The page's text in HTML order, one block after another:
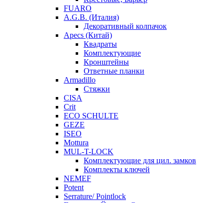
FUARO
A.G.B. (Италия)
Декоративный колпачок
Apecs (Китай)
Квадраты
Комплектующие
Кронштейны
Ответные планки
Armadillo
Стяжки
CISA
Crit
ECO SCHULTE
GEZE
ISEO
Mottura
MUL-T-LOCK
Комплектующие для цил. замков
Комплекты ключей
NEMEF
Potent
Serrature/ Pointlock